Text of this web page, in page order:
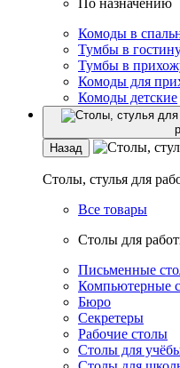
По назначению
Комоды в
Тумбы в
Тумбы в
Комоды для
Комоды детские
Назад
Столы, стулья для
Все товары
Столы для
Письменные
Компьютерные
Бюро
Секретеры
Рабочие столы
Столы для